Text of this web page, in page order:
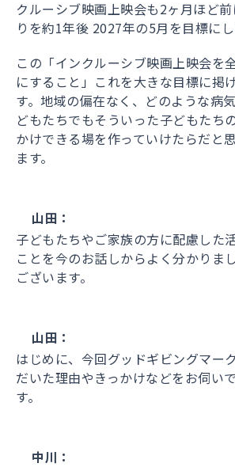
クルーシブ映画上映会も2ヶ月ほど
りを約1年後 2027年の5月を目標にし
この「インクルーシブ映画上映会を
にすること」これを大きな目標に掲
す。地域の偏在なく、どのような病
どもたちでもそういった子どもたち
かけできる場を作っていけたらだと
ます。
山田：
子どもたちやご家族の方に配慮した
ことを今のお話しからよく分かりま
ございます。
山田：
はじめに、今回グッドギビングマー
だいた理由やきっかけなどをお伺い
す。
中川：